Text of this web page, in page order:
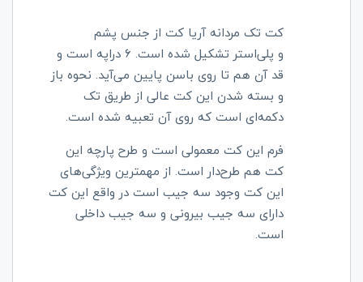
کت تک مردانه آریا کت از جنس پشم
و
پلی‌استر تشکیل شده است. 6 دراپه است و
قد آن هم تا روی باسن پایین می‌آید. نحوه باز
و بسته شدن این کت عالی از طریق تک
دکمه‌ای است که روی آن تعبیه شده است.
فرم این کت معمولی است و طرح پارچه این
کت هم طرح‌دار است. از مهمترین ویژگی‌های
این کت وجود سه جیب است در واقع این کت
دارای سه جیب بیرونی و سه جیب داخلی
است.